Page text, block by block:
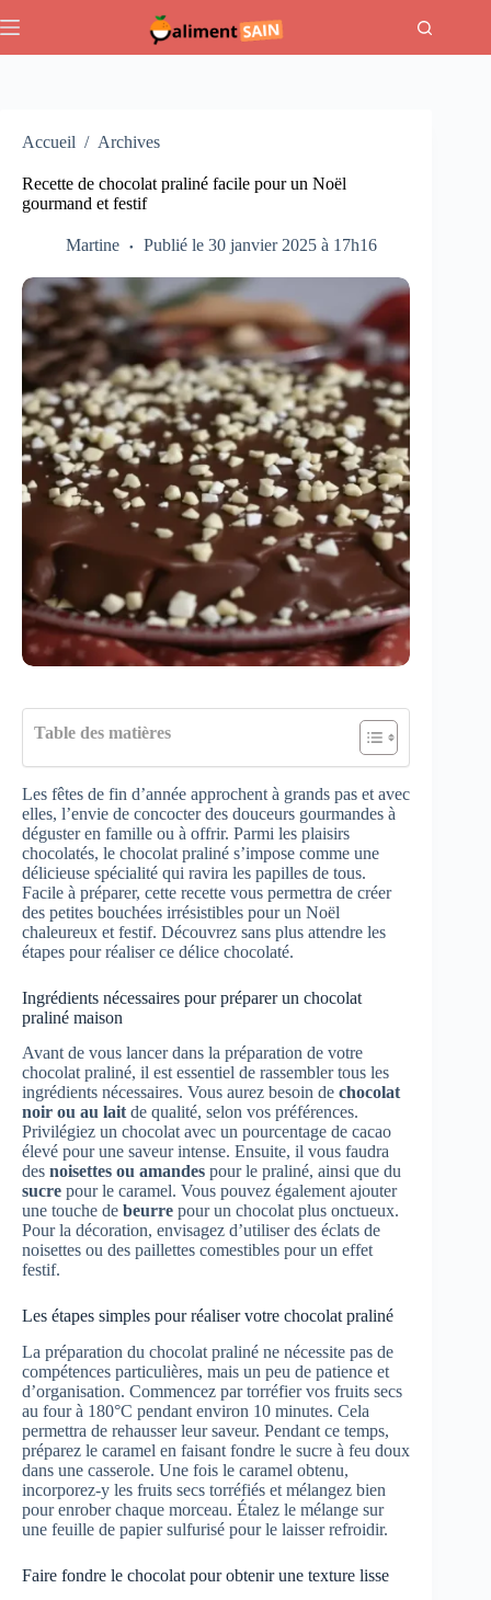
au
Accueil / Archives
Recette de chocolat praliné facile pour un Noël
gourmand et festif
Martine Publié le 30 janvier 2025 à 17h16
Table des matières
Les fêtes de fin d’année approchent à grands pas et avec
elles, l’envie de concocter des douceurs gourmandes à
déguster en famille ou à offrir. Parmi les plaisirs
chocolatés, le chocolat praliné s’impose comme une
délicieuse spécialité qui ravira les papilles de tous.
Facile à préparer, cette recette vous permettra de créer
des petites bouchées irrésistibles pour un Noël
chaleureux et festif. Découvrez sans plus attendre les
étapes pour réaliser ce délice chocolaté.
Ingrédients nécessaires pour préparer un chocolat
praliné maison
Avant de vous lancer dans la préparation de votre
chocolat praliné, il est essentiel de rassembler tous les
ingrédients nécessaires. Vous aurez besoin de chocolat
noir ou au lait de qualité, selon vos préférences.
Privilégiez un chocolat avec un pourcentage de cacao
élevé pour une saveur intense. Ensuite, il vous faudra
des noisettes ou amandes pour le praliné, ainsi que du
sucre pour le caramel. Vous pouvez également ajouter
une touche de beurre pour un chocolat plus onctueux.
Pour la décoration, envisagez d’utiliser des éclats de
noisettes ou des paillettes comestibles pour un effet
festif.
Les étapes simples pour réaliser votre chocolat praliné
La préparation du chocolat praliné ne nécessite pas de
compétences particulières, mais un peu de patience et
d’organisation. Commencez par torréfier vos fruits secs
au four à 180°C pendant environ 10 minutes. Cela
permettra de rehausser leur saveur. Pendant ce temps,
préparez le caramel en faisant fondre le sucre à feu doux
dans une casserole. Une fois le caramel obtenu,
incorporez-y les fruits secs torréfiés et mélangez bien
pour enrober chaque morceau. Étalez le mélange sur
une feuille de papier sulfurisé pour le laisser refroidir.
Faire fondre le chocolat pour obtenir une texture lisse